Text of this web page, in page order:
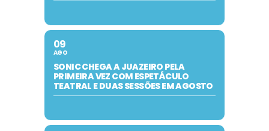
09
AGO
SONIC CHEGA A JUAZEIRO PELA
PRIMEIRA VEZ COM ESPETÁCULO
TEATRAL E DUAS SESSÕES EM AGOSTO